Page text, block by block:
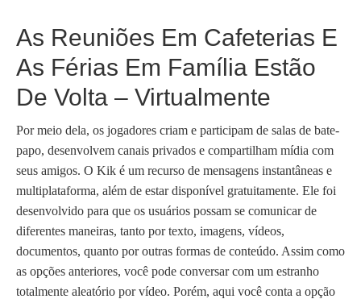
As Reuniões Em Cafeterias E
As Férias Em Família Estão
De Volta – Virtualmente
Por meio dela, os jogadores criam e participam de salas de bate-
papo, desenvolvem canais privados e compartilham mídia com
seus amigos. O Kik é um recurso de mensagens instantâneas e
multiplataforma, além de estar disponível gratuitamente. Ele foi
desenvolvido para que os usuários possam se comunicar de
diferentes maneiras, tanto por texto, imagens, vídeos,
documentos, quanto por outras formas de conteúdo. Assim como
as opções anteriores, você pode conversar com um estranho
totalmente aleatório por vídeo. Porém, aqui você conta a opção